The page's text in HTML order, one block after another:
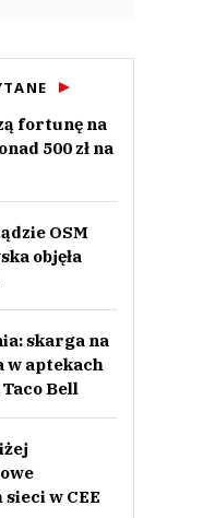
fortunę na
500 zł na
OSM
objęła
skarga na
w aptekach
Bell
w CEE